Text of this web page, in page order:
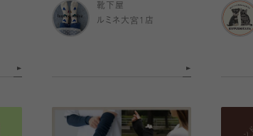
靴下屋
ルミネ大宮1店